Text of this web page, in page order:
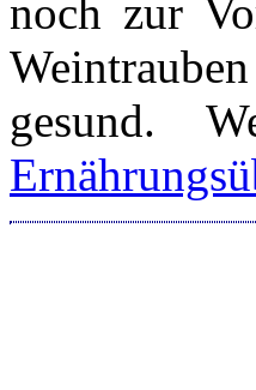
noch zur
gesund.